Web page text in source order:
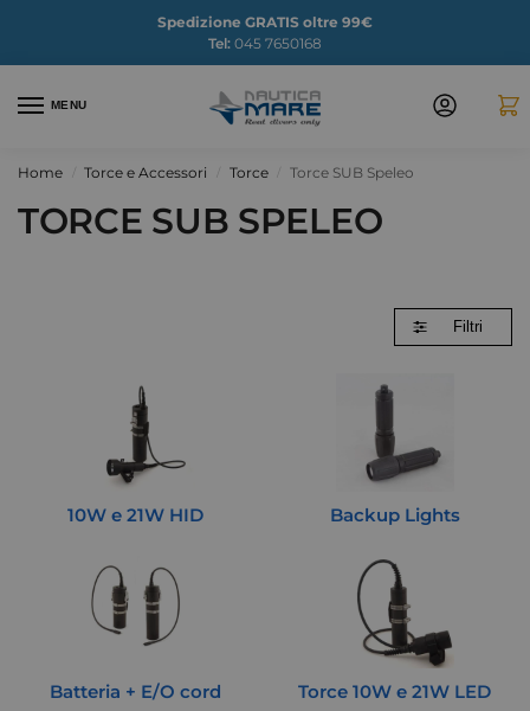
Spedizione GRATIS oltre 99€
Tel: 045 7650168
MENU
Home Torce e Accessori Torce Torce SUB Speleo
TORCE SUB SPELEO
Filtri
10W e 21W HID Backup Lights
Batteria + E/O cord Torce 10W e 21W LED